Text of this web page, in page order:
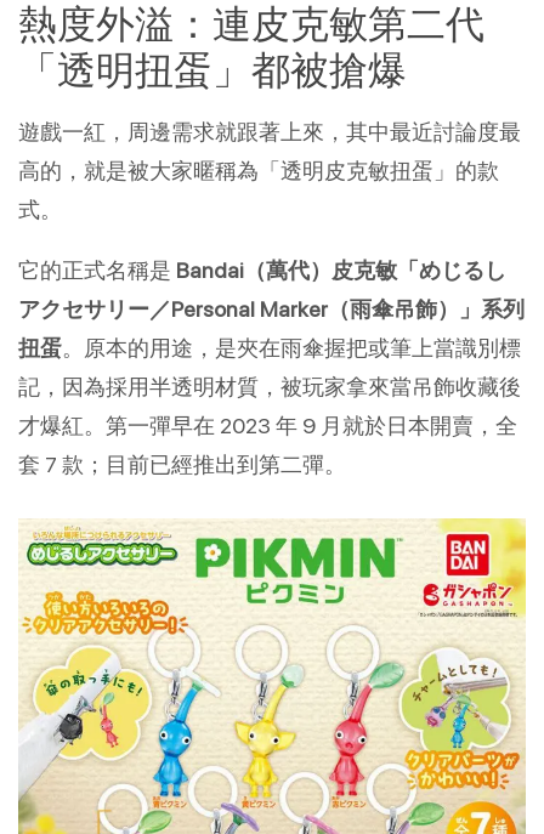
熱度外溢：連皮克敏第二代
「透明扭蛋」都被搶爆
遊戲一紅，周邊需求就跟著上來，其中最近討論度最
高的，就是被大家暱稱為「透明皮克敏扭蛋」的款
式。
它的正式名稱是 Bandai（萬代）皮克敏「めじるし
アクセサリー／Personal Marker（雨傘吊飾）」系列
扭蛋。原本的用途，是夾在雨傘握把或筆上當識別標
記，因為採用半透明材質，被玩家拿來當吊飾收藏後
才爆紅。第一彈早在 2023 年 9 月就於日本開賣，全
套 7 款；目前已經推出到第二彈。